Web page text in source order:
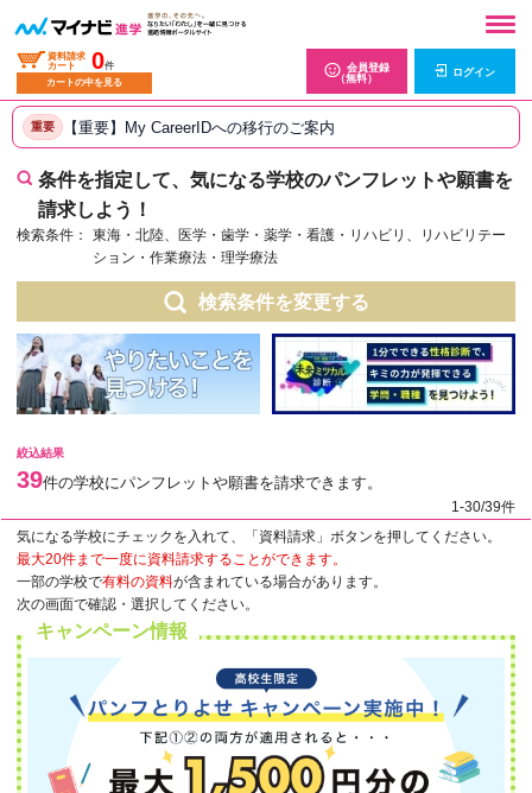
資料請求
カート
0件
カートの中を見る
会員登録
（無料）
ログイン
重要 【重要】My CareerIDへの移行のご案内
条件を指定して、気になる学校のパンフレットや願書を
請求しよう！
検索条件：
東海・北陸、医学・歯学・薬学・看護・リハビリ、リハビリテー
ション・作業療法・理学療法
検索条件を変更する
絞込結果
39件の学校にパンフレットや願書を請求できます。
1-30/39件
気になる学校にチェックを入れて、「資料請求」ボタンを押してください。
最大20件まで一度に資料請求することができます。
一部の学校で有料の資料が含まれている場合があります。
次の画面で確認・選択してください。
キャンペーン情報